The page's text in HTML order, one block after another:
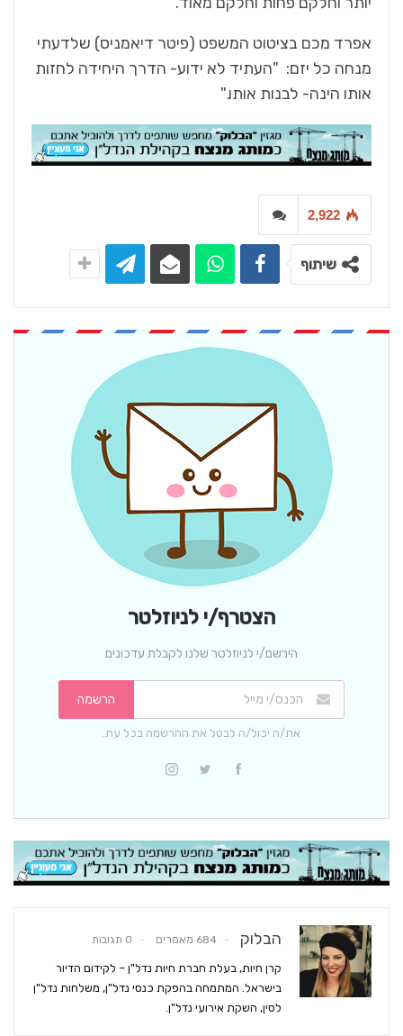
אפרד מכם בציטוט המשפט (פיטר דיאמניס) שלדעתי
מנחה כל יזם: "העתיד לא ידוע- הדרך היחידה לחזות
אותו הינה- לבנות אותו."
2,922
שיתוף
הצטרף/י לניוזלטר
הירשם/י לניוזלטר שלנו לקבלת עדכונים
הרשמה
את/ה יכול/ה לבטל את ההרשמה בכל עת.
הבלוק 684 מאמרים 0 תגובות
קרן חיות, בעלת חברת חיות נדל"ן – לקידום הדיור
בישראל. המתמחה בהפקת כנסי נדל"ן, משלחות נדל"ן
לסין, השקת אירועי נדל"ן.